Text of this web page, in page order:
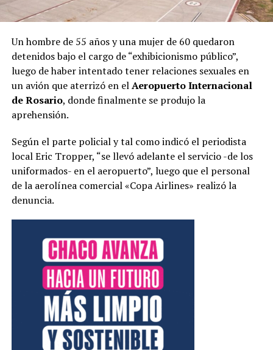
Un hombre de 55 años y una mujer de 60 quedaron
detenidos bajo el cargo de “exhibicionismo público”,
luego de haber intentado tener relaciones sexuales en
un avión que aterrizó en elAeropuerto Internacional
de Rosario, donde finalmente se produjo la
aprehensión.
Según el parte policial y tal como indicó el periodista
local Eric Tropper, “se llevó adelante el servicio -de los
uniformados- en el aeropuerto”, luego que el personal
de la aerolínea comercial «Copa Airlines» realizó la
denuncia.